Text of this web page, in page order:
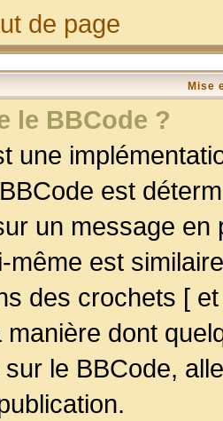
de page
Mise
le BBCode ?
une
est
un message
même est
des crochets [
dont
le BBCode,